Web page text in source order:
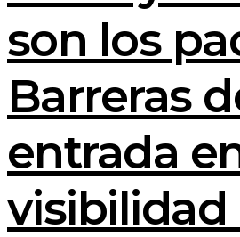
son los
Barreras
entrada